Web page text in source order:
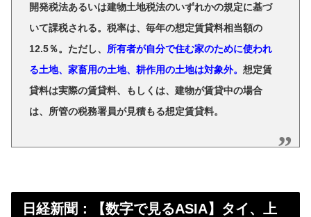
開発税法あるいは建物土地税法のいずれかの規定に基づ
いて課税される。税率は、毎年の想定賃貸料相当額の
12.5％。ただし、 所有者が自分で住む家のために使われ
る土地、家畜用の土地、耕作用の土地は対象外。想定賃
貸料は実際の賃貸料、もしくは、建物が賃貸中の場合
は、所管の税務署員が見積もる想定賃貸料。
日経新聞：【数字で見るASIA】タイ、上